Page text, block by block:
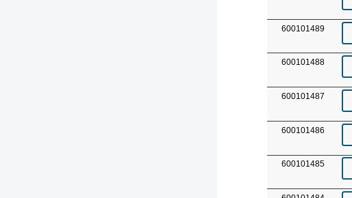
600101489
600101488
600101487
600101486
600101485